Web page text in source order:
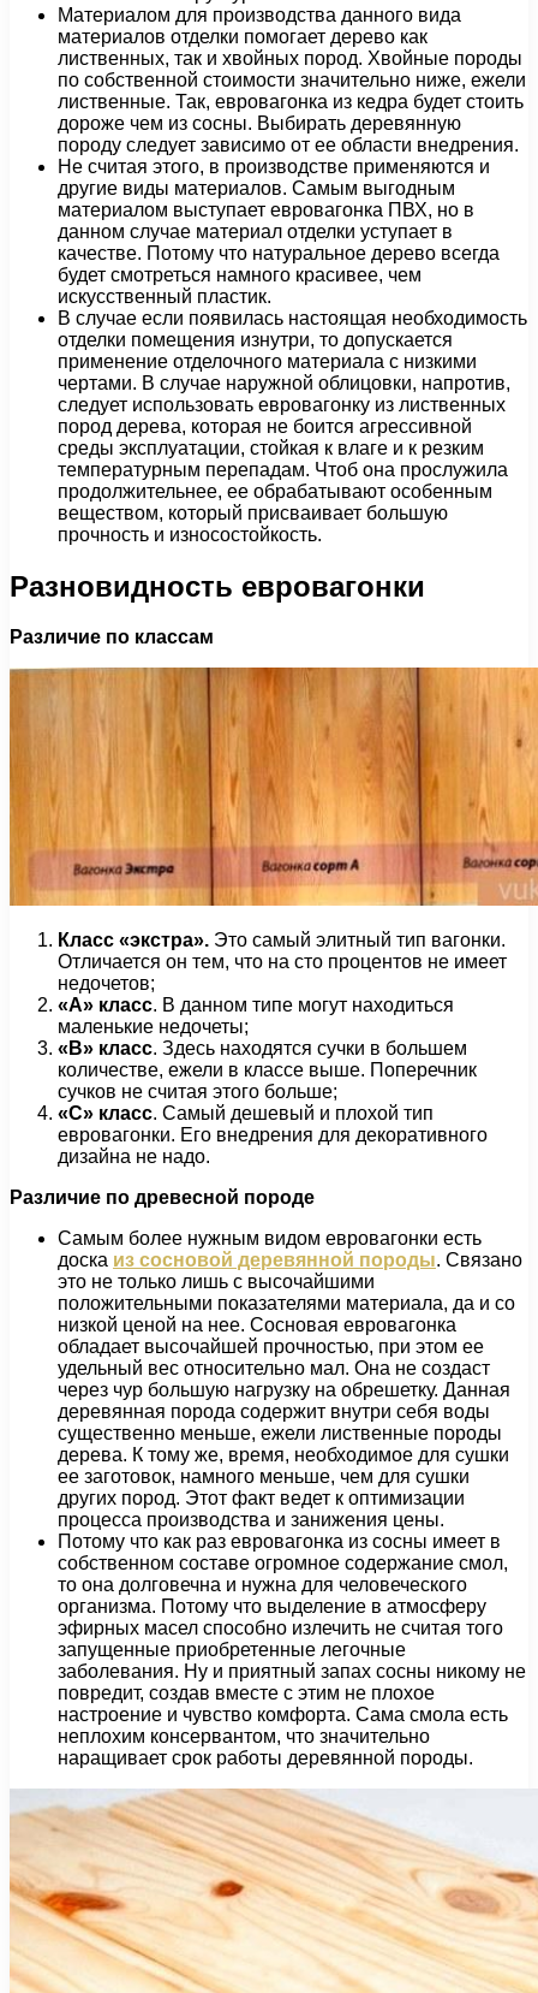
Материалом для производства данного вида
материалов отделки помогает дерево как
лиственных, так и хвойных пород. Хвойные породы
по собственной стоимости значительно ниже, ежели
лиственные. Так, евровагонка из кедра будет стоить
дороже чем из сосны. Выбирать деревянную
породу следует зависимо от ее области внедрения.
Не считая этого, в производстве применяются и
другие виды материалов. Самым выгодным
материалом выступает евровагонка ПВХ, но в
данном случае материал отделки уступает в
качестве. Потому что натуральное дерево всегда
будет смотреться намного красивее, чем
искусственный пластик.
В случае если появилась настоящая необходимость
отделки помещения изнутри, то допускается
применение отделочного материала с низкими
чертами. В случае наружной облицовки, напротив,
следует использовать евровагонку из лиственных
пород дерева, которая не боится агрессивной
среды эксплуатации, стойкая к влаге и к резким
температурным перепадам. Чтоб она прослужила
продолжительнее, ее обрабатывают особенным
веществом, который присваивает большую
прочность и износостойкость.
Разновидность евровагонки
Различие по классам
Класс «экстра». Это самый элитный тип вагонки.
Отличается он тем, что на сто процентов не имеет
недочетов;
«А» класс. В данном типе могут находиться
маленькие недочеты;
«В» класс. Здесь находятся сучки в большем
количестве, ежели в классе выше. Поперечник
сучков не считая этого больше;
«С» класс. Самый дешевый и плохой тип
евровагонки. Его внедрения для декоративного
дизайна не надо.
Различие по древесной породе
Самым более нужным видом евровагонки есть
доска из сосновой деревянной породы. Связано
это не только лишь с высочайшими
положительными показателями материала, да и со
низкой ценой на нее. Сосновая евровагонка
обладает высочайшей прочностью, при этом ее
удельный вес относительно мал. Она не создаст
через чур большую нагрузку на обрешетку. Данная
деревянная порода содержит внутри себя воды
существенно меньше, ежели лиственные породы
дерева. К тому же, время, необходимое для сушки
ее заготовок, намного меньше, чем для сушки
других пород. Этот факт ведет к оптимизации
процесса производства и занижения цены.
Потому что как раз евровагонка из сосны имеет в
собственном составе огромное содержание смол,
то она долговечна и нужна для человеческого
организма. Потому что выделение в атмосферу
эфирных масел способно излечить не считая того
запущенные приобретенные легочные
заболевания. Ну и приятный запах сосны никому не
повредит, создав вместе с этим не плохое
настроение и чувство комфорта. Сама смола есть
неплохим консервантом, что значительно
наращивает срок работы деревянной породы.